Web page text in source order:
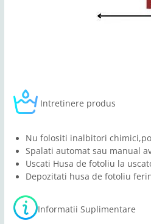
Intretinere produs
Nu folositi inalbitori
Spalati automat sau manual
Uscati Husa de fotoliu la
Depozitati husa de fotoliu
Informatii Suplimentare